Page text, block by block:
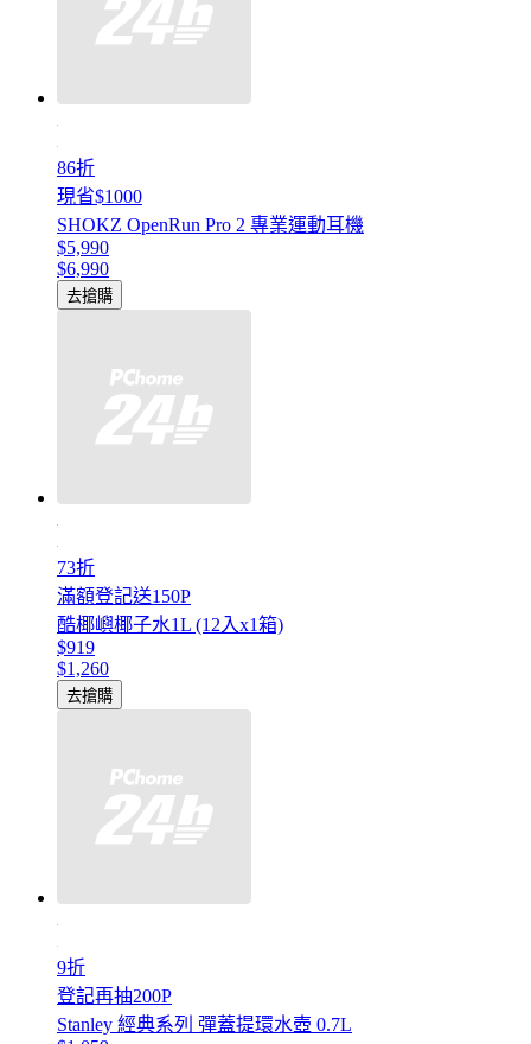
86折
現省$1000
SHOKZ OpenRun Pro 2 專業運動耳機
$5,990
$6,990
去搶購
73折
滿額登記送150P
酷椰嶼椰子水1L (12入x1箱)
$919
$1,260
去搶購
9折
登記再抽200P
Stanley 經典系列 彈蓋提環水壺 0.7L